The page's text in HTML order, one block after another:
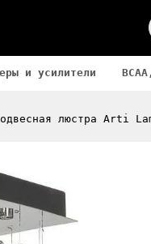
и усилители
люстра Arti